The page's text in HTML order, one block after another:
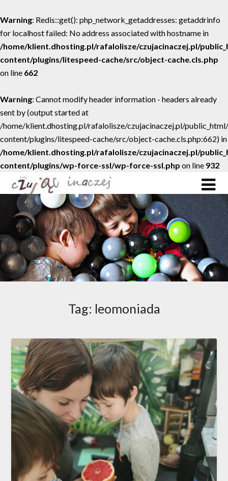
Warning: Redis::get(): php_network_getaddresses: getaddrinfo
for localhost failed: No address associated with hostname in
/home/klient.dhosting.pl/rafalolisze/czujacinaczej.pl/
content/plugins/litespeed-cache/src/object-cache.cls.php
on line 662
Warning: Cannot modify header information - headers already
sent by (output started at
/home/klient.dhosting.pl/rafalolisze/czujacinaczej.pl/
content/plugins/litespeed-cache/src/object-cache.cls.php:662) in
/home/klient.dhosting.pl/rafalolisze/czujacinaczej.pl/
content/plugins/wp-force-ssl/wp-force-ssl.php on line 932
Tag: leomoniada